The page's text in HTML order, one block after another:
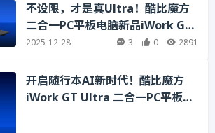
不设限，才是真Ultra！酷比魔方
二合一PC平板电脑新品iWork GT
Ultra即将正式上市
2025-12-28 3 0 2891
开启随行本AI新时代！酷比魔方
iWork GT Ultra 二合一PC平板电